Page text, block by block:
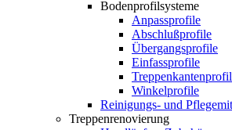
Bodenprofilsysteme
Anpassprofile
Abschlußprofile
Übergangsprofile
Einfassprofile
Winkelprofile
Reinigungs- und
Treppenrenovierung